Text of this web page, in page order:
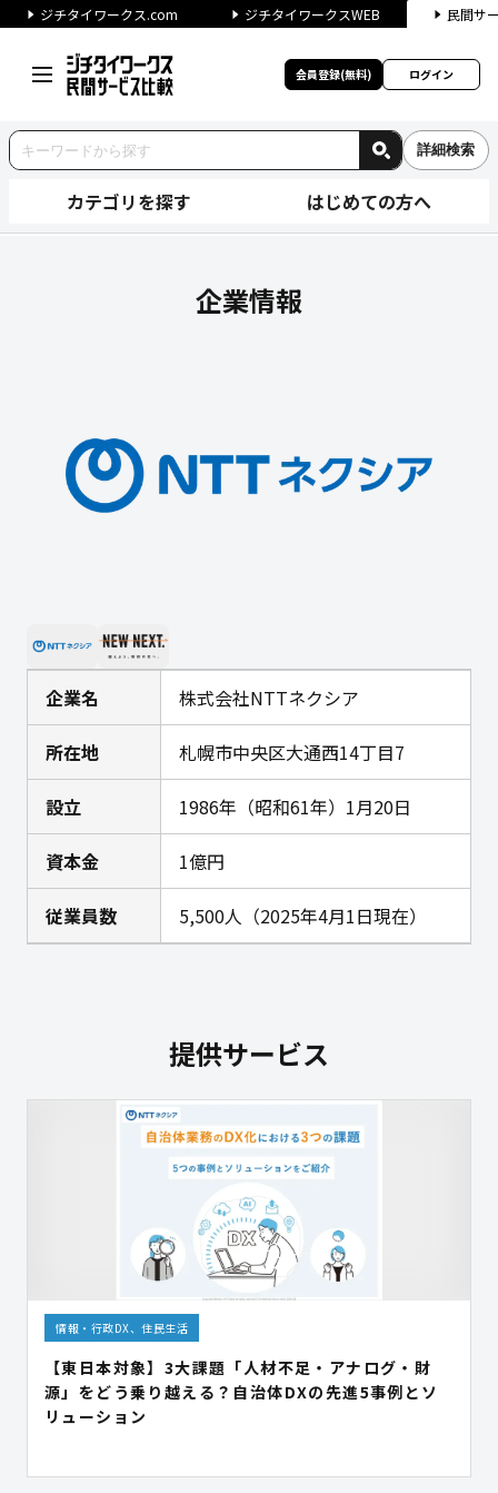
ジチタイワークス.com ジチタイワークスWEB 民間サ
会員登録(無料) ログイン
詳細検索
カテゴリを探す はじめての方へ
企業情報
企業名 株式会社NTTネクシア
所在地 札幌市中央区大通西14丁目7
設立 1986年（昭和61年）1月20日
資本金 1億円
従業員数 5,500人（2025年4月1日現在）
提供サービス
情報・行政DX、住民生活
【東日本対象】3大課題「人材不足・アナログ・財
源」をどう乗り越える？自治体DXの先進5事例とソ
リューション